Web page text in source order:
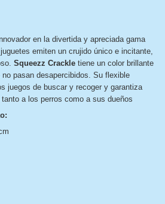
en la divertida y apreciada gama
emiten un crujido único e incitante,
Squeezz Crackle tiene un color brillante
pasan desapercibidos. Su flexible
juegos de buscar y recoger y garantiza
a los perros como a sus dueños